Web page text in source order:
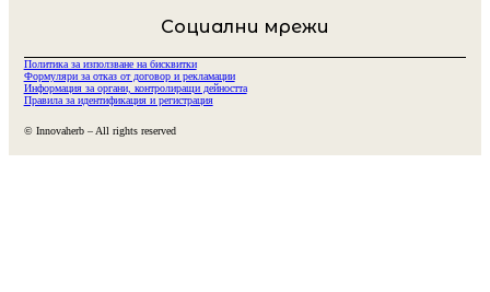
Социални мрежи
Политика за използване на бисквитки
Формуляри за отказ от договор и рекламации
Информация за органи, контролиращи дейността
Правила за идентификация и регистрация
© Innovaherb – All rights reserved